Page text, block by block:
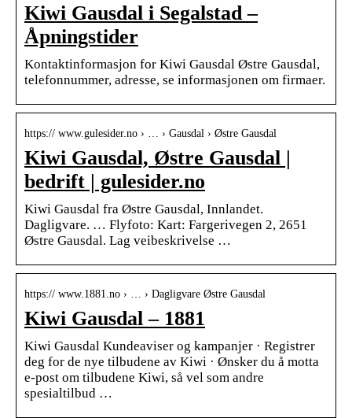
Kiwi Gausdal i Segalstad –
Åpningstider
Kontaktinformasjon for Kiwi Gausdal Østre Gausdal,
telefonnummer, adresse, se informasjonen om firmaer.
https:// www.gulesider.no › … › Gausdal › Østre Gausdal
Kiwi Gausdal, Østre Gausdal |
bedrift | gulesider.no
Kiwi Gausdal fra Østre Gausdal, Innlandet.
Dagligvare. … Flyfoto: Kart: Fargerivegen 2, 2651
Østre Gausdal. Lag veibeskrivelse …
https:// www.1881.no › … › Dagligvare Østre Gausdal
Kiwi Gausdal – 1881
Kiwi Gausdal Kundeaviser og kampanjer · Registrer
deg for de nye tilbudene av Kiwi · Ønsker du å motta
e-post om tilbudene Kiwi, så vel som andre
spesialtilbud …